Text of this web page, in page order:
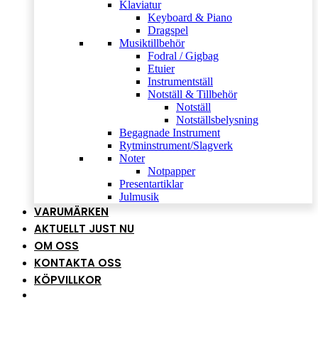
Klaviatur
Keyboard & Piano
Dragspel
Musiktillbehör
Fodral / Gigbag
Etuier
Instrumentställ
Notställ & Tillbehör
Notställ
Notställsbelysning
Begagnade Instrument
Rytminstrument/Slagverk
Noter
Notpapper
Presentartiklar
Julmusik
VARUMÄRKEN
AKTUELLT JUST NU
OM OSS
KONTAKTA OSS
KÖPVILLKOR